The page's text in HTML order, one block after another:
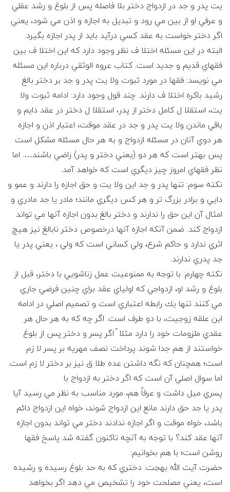
يت پدر و جد در ازدواج دختر بلا فاصله پس از بلوغ و رشد عقلي
و عرفي او از بين مي رود و تبديل به اجازه و اذن مي شود، يعني
اگر دختر خواست به عقد كسي درآيد بايد از پدر اجازه بگيرد.
البته در اين مسئله اختلا ف نظر وجود دارد كه اين اختلا ف بين
فقهاي قديم و جديد است. كتاب عروه الوثقي درباره اين مسئله
مي نويسد: فقها در مورد ثبوت ولا يت پدر و جد بر دختر بالغ
رشيد باكره اختلا ف دارند. چند قول وجود دارد: ادامه ثبوت ولا
يت، استقلا ل كامل دختر از پدر، استقلا ل دختر در عقد دايم و
باقي ماندن ولا يت پدر و جد در عقد موقت، اعتبار اذن و اجازه
هر دوي آنان در مسئله ازدواج و به هر حال مسئله مشكل است
پس بهتر است كه هر دو (يعني دختر و پدر) راضي باشند…. اما
نظر فقهاي امروز چيز ديگري است كه خواهد آمد.
نكته سوم: تنها پدر و جد اين ولا يت و حق اجازه را دارند و عمو و
دايي و برادر بزرگ تر و هر كس ديگري مانند؛ مادر يا جد مادري و
امثال آن اين حق را ندارند و دختر بالغ بدون اجازه آنها مي تواند
ازدواج كند. ضمن آنكه اجازه آنها درخصوص دختر نابالغ نيز هيچ
اثري ندارد و حاكم شرع، ولي كساني است كه ولي ، يعني پدر يا
جد پدري ندارند.
نكته چهارم: با توجه به ممنوعيت عمل زناشويي با دختر، قبل از
بلوغ و رشد او، ازدواجي كه اولياي عقد براي چنين فرضي جاري
مي كنند تنها يك رابطه اعتباري است و تصميم اصلي در ادامه
اين علقه زوجيت، با دو طرف است. اگر چه كه به هر حال هر
عقدي ملزومات خود را دارد مثلا ً اگر پسر و دختر پس از بلوغ
خواستند از هم جدا شوند پرداخت نصف مهريه بر پسر لا زم
است؛ همچنان كه نگه داشتن عده طلا ق نيز بر دختر لا زم است.
اما سوِال اصلي آن است كه اگر دختر به ازدواج با
پسري ميل داشت و عرفاً هم، مورد مناسب به نظر مي رسيد آيا
پدر يا جد حق دارند مانع اين ازدواج شوند، خواه اين ازدواج دائم
باشد، خواه موقت و اگر اجازه ندادند دختر مي تواند بدون اجازه
آنها عقد كند؟ با توجه به آنچه تاكنون گفته شد پاسخ فقها
روشن است؛ با هم بخوانيم:
حضرت آيت الله بهجت: دختري كه به حد بلوغ رسيده و رشيده
است، يعني مصلحت خود را تشخيص مي دهد اگر بخواهد